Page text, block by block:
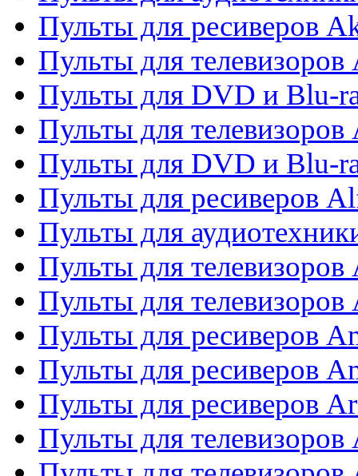
Пульты для ресиверов
Пульты для телевизоров
Пульты для DVD и Blu-
Пульты для
Пульты для DVD и Blu-
Пульты для ресиверов
Пульты для
Пульты для
Пульты для
Пульты для ресиверов
Пульты для ресиверов
Пульты для ресиверов
Пульты для